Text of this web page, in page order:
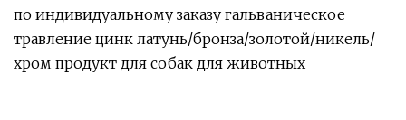
по индивидуальному заказу гальваническое
травление цинк латунь/бронза/золотой/никель/
хром продукт для собак для животных